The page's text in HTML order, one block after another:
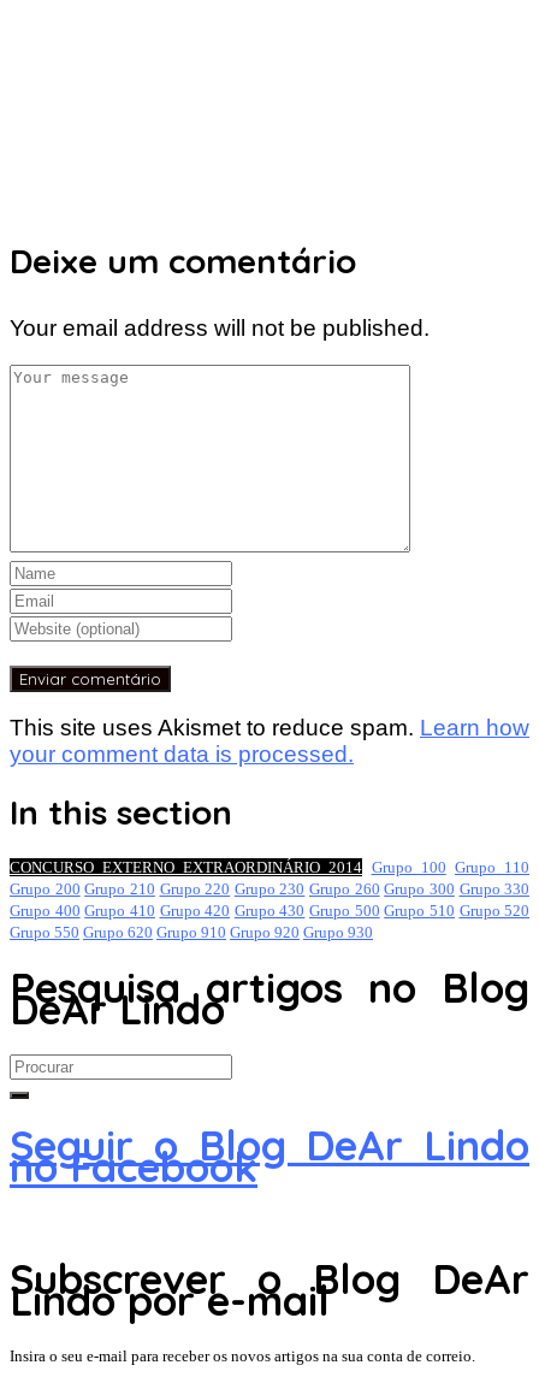
Deixe um comentário
Your email address will not be published.
This site uses Akismet to reduce spam. Learn how
your comment data is processed.
In this section
CONCURSO EXTERNO EXTRAORDINÁRIO 2014 Grupo 100 Grupo 110
Grupo 200 Grupo 210 Grupo 220 Grupo 230 Grupo 260 Grupo 300 Grupo 330
Grupo 400 Grupo 410 Grupo 420 Grupo 430 Grupo 500 Grupo 510 Grupo 520
Grupo 550 Grupo 620 Grupo 910 Grupo 920 Grupo 930
Pesquisa artigos no Blog
DeAr Lindo
Search
for:
Seguir o Blog DeAr Lindo
no Facebook
Subscrever o Blog DeAr
Lindo por e-mail
Insira o seu e-mail para receber os novos artigos na sua conta de correio.